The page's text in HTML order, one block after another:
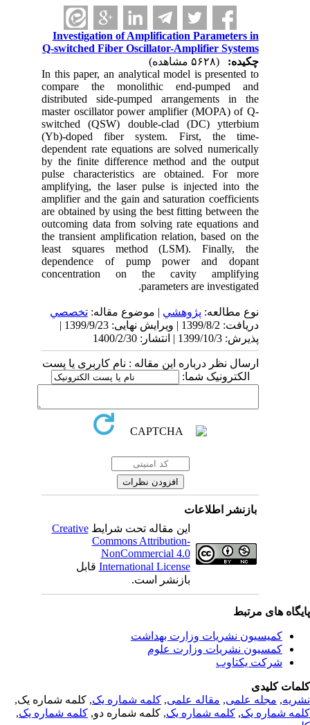
Investigation of Amplification Parameters in
Q-switched Fiber Oscillator-Amplifier Systems
چکیده:
In this paper, an analytical model is presented to
compare the monolithic end-pumped and
distributed side-pumped arrangements in the
master oscillator power amplifier (MOPA) of Q-
switched (QSW) double-clad (DC) ytterbium
(Yb)-doped fiber system. First, the time-
dependent rate equations are solved numerically
by the finite difference method and the output
pulse characteristics are obtained. For more
amplifying, the laser pulse is injected into the
amplifier and the gain and saturation coefficients
are obtained by using the best fitting between the
outcoming data from solving rate equations and
the transient amplification relation, based on the
least squares method (LSM). Finally, the
dependence of pump power and dopant
concentration on the cavity amplifying
parameters are investigated.
نوع مطالعه:پژوهشي| موضوع مقاله:تخصصي
دریافت: 1399/8/2 | ویرایش نهایی: 1399/9/23 |
پذیرش: 1399/10/3 | انتشار: 1400/2/30
ارسال نظر درباره این مقاله : نام کاربری یا پست
الکترونیک شما:
بازنشر اطلاعات
این مقاله تحت شرایطCreative
Commons Attribution-
NonCommercial 4.0
International Licenseقابل
بازنشر است.
های مرتبط
کمیسیون نشریات وزارت بهداشت
کمسیون نشریات وزارت علوم
شرکت یکتاوب
کلیدی
,مجله علمی, مقاله علمی, کلمه شماره یک, کلمه شماره یک,
شماره یک,کلمه شماره یک, کلمه شماره دو,کلمه شماره یک,